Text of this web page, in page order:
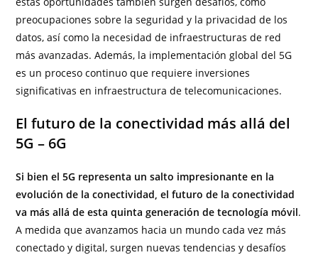
preocupaciones sobre la seguridad y la privacidad de los
datos, así como la necesidad de infraestructuras de red
más avanzadas. Además, la implementación global del 5G
es un proceso continuo que requiere inversiones
significativas en infraestructura de telecomunicaciones.
El futuro de la conectividad más allá del
5G – 6G
Si bien el 5G representa un salto impresionante en la
evolución de la conectividad, el futuro de la conectividad
va más allá de esta quinta generación de tecnología móvil.
A medida que avanzamos hacia un mundo cada vez más
conectado y digital, surgen nuevas tendencias y desafíos